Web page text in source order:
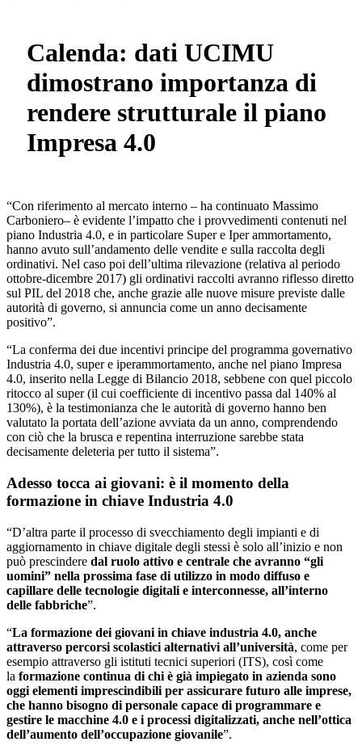
Calenda: dati UCIMU
dimostrano importanza di
rendere strutturale il piano
Impresa 4.0
“Con riferimento al mercato interno – ha continuato Massimo
Carboniero– è evidente l’impatto che i provvedimenti contenuti nel
piano Industria 4.0, e in particolare Super e Iper ammortamento,
hanno avuto sull’andamento delle vendite e sulla raccolta degli
ordinativi. Nel caso poi dell’ultima rilevazione (relativa al periodo
ottobre-dicembre 2017) gli ordinativi raccolti avranno riflesso diretto
sul PIL del 2018 che, anche grazie alle nuove misure previste dalle
autorità di governo, si annuncia come un anno decisamente
positivo”.
“La conferma dei due incentivi principe del programma governativo
Industria 4.0, super e iperammortamento, anche nel piano Impresa
4.0, inserito nella Legge di Bilancio 2018, sebbene con quel piccolo
ritocco al super (il cui coefficiente di incentivo passa dal 140% al
130%), è la testimonianza che le autorità di governo hanno ben
valutato la portata dell’azione avviata da un anno, comprendendo
con ciò che la brusca e repentina interruzione sarebbe stata
decisamente deleteria per tutto il sistema”.
Adesso tocca ai giovani: è il momento della
formazione in chiave Industria 4.0
“D’altra parte il processo di svecchiamento degli impianti e di
aggiornamento in chiave digitale degli stessi è solo all’inizio e non
può prescindere dal ruolo attivo e centrale che avranno “gli
uomini” nella prossima fase di utilizzo in modo diffuso e
capillare delle tecnologie digitali e interconnesse, all’interno
delle fabbriche”.
“La formazione dei giovani in chiave industria 4.0, anche
attraverso percorsi scolastici alternativi all’università, come per
esempio attraverso gli istituti tecnici superiori (ITS), così come
la formazione continua di chi è già impiegato in azienda sono
oggi elementi imprescindibili per assicurare futuro alle imprese,
che hanno bisogno di personale capace di programmare e
gestire le macchine 4.0 e i processi digitalizzati, anche nell’ottica
dell’aumento dell’occupazione giovanile”.